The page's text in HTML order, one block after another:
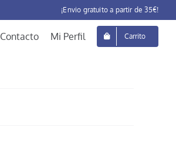
¡Envio gratuito a partir de 35€!
Contacto Mi Perfil Carrito